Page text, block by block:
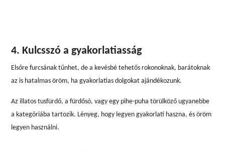
4. Kulcsszó a gyakorlatiasság
Elsőre furcsának tűnhet, de a kevésbé tehetős rokonoknak, barátoknak
az is hatalmas öröm, ha gyakorlatias dolgokat ajándékozunk.
Az illatos tusfürdő, a fürdősó, vagy egy pihe-puha törülköző ugyanebbe
a kategóriába tartozik. Lényeg, hogy legyen gyakorlati haszna, és öröm
legyen használni.